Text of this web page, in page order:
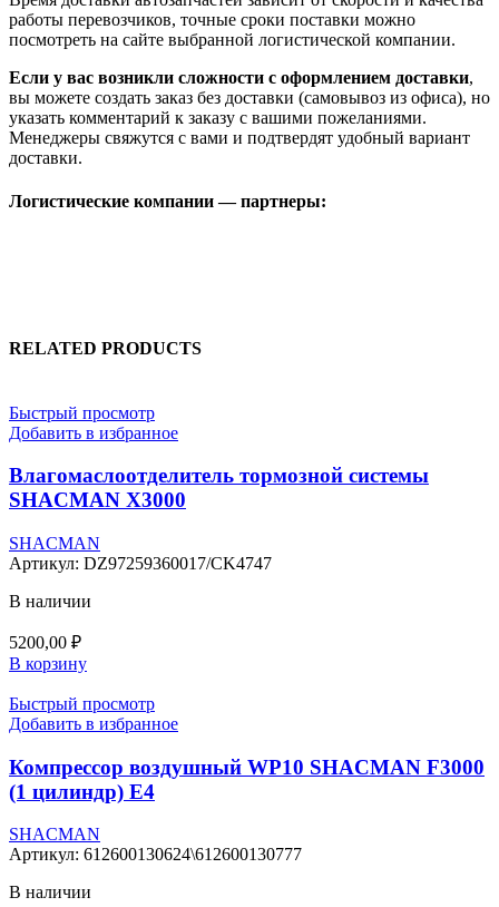
работы перевозчиков, точные сроки поставки можно
посмотреть на сайте выбранной логистической компании.
Если у вас возникли сложности с оформлением доставки,
вы можете создать заказ без доставки (самовывоз из офиса), но
указать комментарий к заказу с вашими пожеланиями.
Менеджеры свяжутся с вами и подтвердят удобный вариант
доставки.
Логистические компании — партнеры:
RELATED PRODUCTS
Быстрый просмотр
Добавить в избранное
Влагомаслоотделитель тормозной системы
SHACMAN X3000
SHACMAN
Артикул: DZ97259360017/CK4747
В наличии
5200,00 ₽
В корзину
Быстрый просмотр
Добавить в избранное
Компрессор воздушный WP10 SHACMAN F3000
(1 цилиндр) E4
SHACMAN
Артикул: 612600130624\612600130777
В наличии